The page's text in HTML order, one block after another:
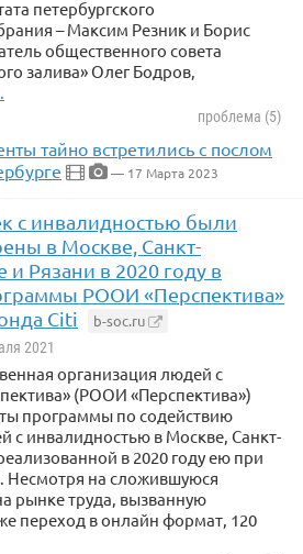
петербургского
– Максим Резник и Борис
общественного совета
залива» Олег Бодров,
проблема (5)
тайно встретились с послом
— 17 Марта 2023
с инвалидностью были
в Москве, Санкт-
и Рязани в 2020 году в
РООИ «Перспектива»
Citi
b-soc.ru
2021
организация людей с
(РООИ «Перспектива»)
программы по содействию
с инвалидностью в Москве, Санкт-
в 2020 году ею при
на сложившуюся
рынке труда, вызванную
переход в онлайн формат, 120